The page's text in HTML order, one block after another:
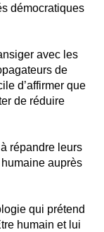
démocratiques
avec les
de
d’affirmer que
de réduire
répandre leurs
auprès
qui prétend
humain et lui